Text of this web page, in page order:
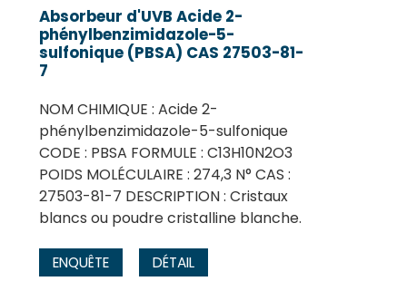
Absorbeur d'UVB Acide 2-
phénylbenzimidazole-5-
sulfonique (PBSA) CAS 27503-81-
7
NOM CHIMIQUE : Acide 2-
phénylbenzimidazole-5-sulfonique
CODE : PBSA FORMULE : C13H10N2O3
POIDS MOLÉCULAIRE : 274,3 N° CAS :
27503-81-7 DESCRIPTION : Cristaux
blancs ou poudre cristalline blanche.
ENQUÊTE DÉTAIL